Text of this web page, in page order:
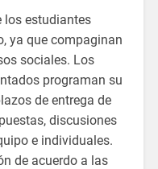
los estudiantes
ya que compaginan
sociales. Los
programan su
de entrega de
discusiones
e individuales.
de acuerdo a las